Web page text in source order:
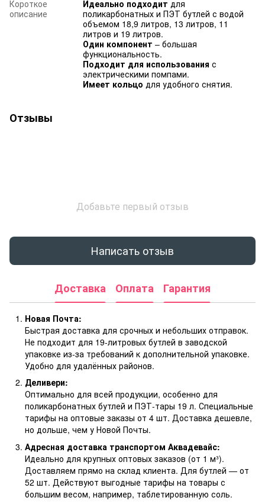
Короткое
описание
Идеально подходит для
поликарбонатных и ПЭТ бутлей с водой
объемом 18,9 литров, 13 литров, 11
литров и 19 литров.
Один компонент – большая
функциональность.
Подходит для использования с
электрическими помпами.
Имеет кольцо для удобного снятия.
Отзывы
Добавьте первый отзыв
Написать отзыв
Доставка Оплата Гарантия
Новая Почта:
Быстрая доставка для срочных и небольших отправок.
Не подходит для 19-литровых бутлей в заводской
упаковке из-за требований к дополнительной упаковке.
Удобно для удалённых районов.
Деливери:
Оптимально для всей продукции, особенно для
поликарбонатных бутлей и ПЭТ-тары 19 л. Специальные
тарифы на оптовые заказы от 4 шт. Доставка дешевле,
но дольше, чем у Новой Почты.
Адресная доставка транспортом Аквадевайс:
Идеально для крупных оптовых заказов (от 1 м³).
Доставляем прямо на склад клиента. Для бутлей — от
52 шт. Действуют выгодные тарифы на товары с
большим весом, например, таблетированную соль.